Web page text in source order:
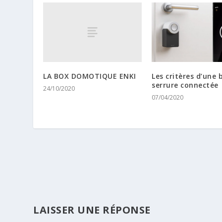
LA BOX DOMOTIQUE ENKI
24/10/2020
Les critères d’une
serrure connectée
07/04/2020
LAISSER UNE RÉPONSE